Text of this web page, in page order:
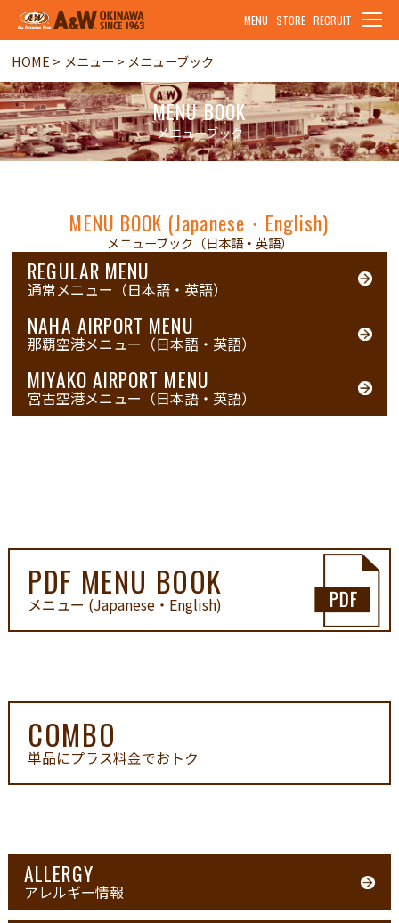
MENU STORE RECRUIT
MENU BOOK
メニューブック
HOME メニュー メニューブック
MENU BOOK (Japanese・English)
メニューブック（日本語・英語）
REGULAR MENU
通常メニュー（日本語・英語）
NAHA AIRPORT MENU
那覇空港メニュー（日本語・英語）
MIYAKO AIRPORT MENU
宮古空港メニュー（日本語・英語）
PDF MENU BOOK
メニュー (Japanese・English)
COMBO
単品にプラス料金でおトク
ALLERGY
アレルギー情報